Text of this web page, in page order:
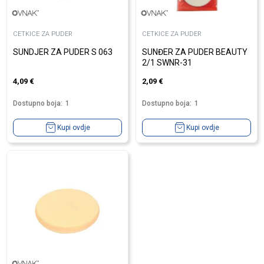
CETKICE ZA PUDER
SUNDJER ZA PUDER S 063
4,09 €
Dostupno boja: 1
Kupi ovdje
CETKICE ZA PUDER
SUNĐER ZA PUDER BEAUTY
2/1 SWNR-31
2,09 €
Dostupno boja: 1
Kupi ovdje